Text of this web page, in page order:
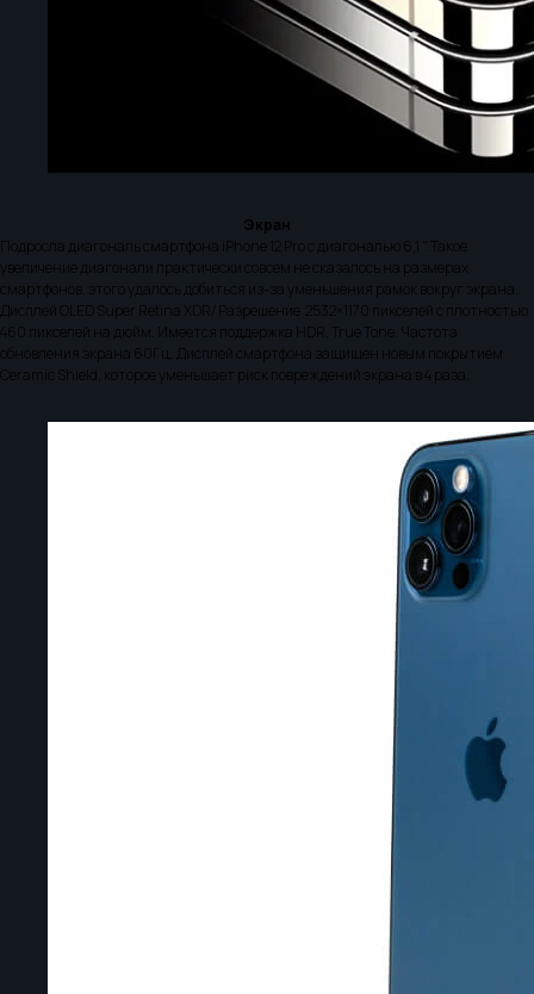
Экран
Подросла диагональ смартфона iPhone 12 Pro с диагональю 6,1 ". Такое
увеличение диагонали практически совсем не сказалось на размерах
смартфонов, этого удалось добиться из-за уменьшения рамок вокруг экрана.
Дисплей OLED Super Retina XDR/ Разрешение 2532×1170 пикселей с плотностью
460 пикселей на дюйм. Имеется поддержка HDR, True Tone. Частота
обновления экрана 60Гц. Дисплей смартфона защищен новым покрытием
Ceramic Shield, которое уменьшает риск повреждений экрана в 4 раза.